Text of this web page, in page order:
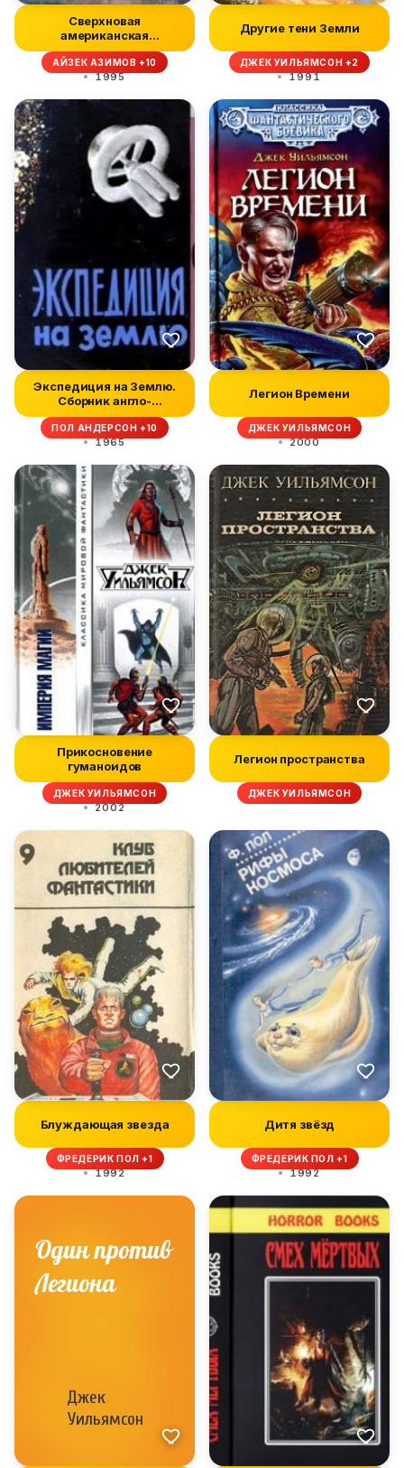
Сверхновая
американская
фантастика, 1994 № 05
АЙЗЕК АЗИМОВ +10
1995
Другие тени Земли
ДЖЕК УИЛЬЯМСОН +2
1991
Экспедиция на Землю.
Сборник англо-
американской фа...
ПОЛ АНДЕРСОН +10
1965
Легион Времени
ДЖЕК УИЛЬЯМСОН
2000
Прикосновение
гуманоидов
ДЖЕК УИЛЬЯМСОН
2002
Легион пространства
ДЖЕК УИЛЬЯМСОН
Блуждающая звезда
ФРЕДЕРИК ПОЛ +1
1992
Дитя звёзд
ФРЕДЕРИК ПОЛ +1
1992